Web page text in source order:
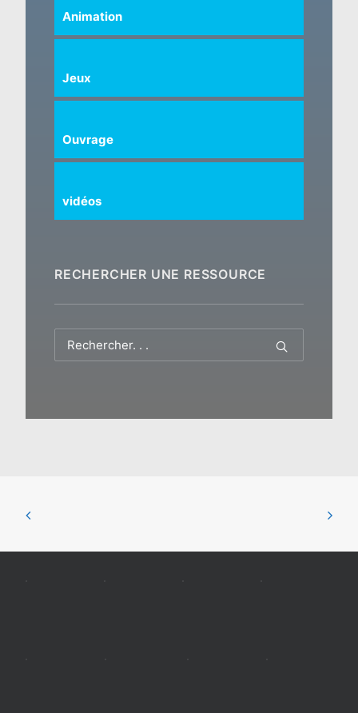
Animation
Jeux
Ouvrage
vidéos
RECHERCHER UNE RESSOURCE